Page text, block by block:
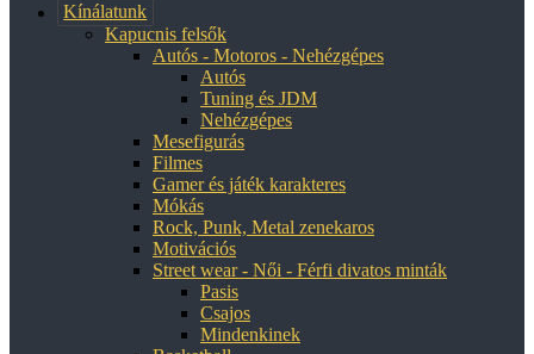
Kínálatunk
Kapucnis felsők
Autós - Motoros - Nehézgépes
Autós
Tuning és JDM
Nehézgépes
Mesefigurás
Filmes
Gamer és játék karakteres
Mókás
Rock, Punk, Metal zenekaros
Motivációs
Street wear - Női - Férfi divatos minták
Pasis
Csajos
Mindenkinek